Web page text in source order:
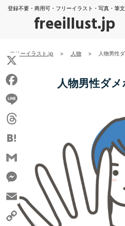
登録不要・商用可・フリーイラスト・写真・筆
freeillust.jp
フリーイラスト.jp > 人物 > 人物男性
人物男性ダ
X
Facebook
Line
Threads
Hatena
Gmail
Messenger
Email